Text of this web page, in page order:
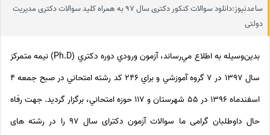
ساعدنیوز:دانلود سوالات کنکور دکتری سال 97 به همراه کلید سوالات دکتری مدیریت
دولتی
بدين‌وسيله به اطلاع مي‌رساند، آزمون ورودي دوره دكتري (Ph.D) نيمه ‌متمركز
سال 1397 در 7 گروه آموزشي و براي 246 كد رشته امتحاني در صبح جمعه 4
اسفندماه 1396 در 55 شهرستان و 117 حوزه امتحاني، برگزار گرديد. جهت رفاه
حال داوطلبان گرامی ما سوالات آزمون دکترای سال 97 را در رشته های